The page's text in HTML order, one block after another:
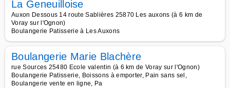
La Geneuilloise
Auxon Dessous 14 route Sablières 25870 Les auxons (à 6 km de
Voray sur l'Ognon)
Boulangerie Patisserie à Les Auxons
Boulangerie Marie Blachère
rue Sources 25480 Ecole valentin (à 6 km de Voray sur l'Ognon)
Boulangerie Patisserie, Boissons à emporter, Pain sans sel,
Boulangerie vente en ligne, Pa